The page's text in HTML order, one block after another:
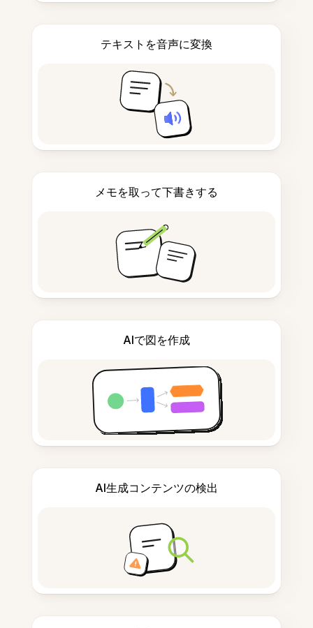
テキストを音声に変換
メモを取って下書きする
AIで図を作成
AI生成コンテンツの検出